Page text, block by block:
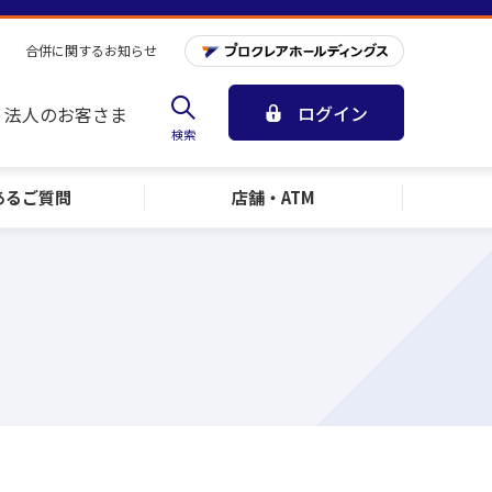
ご質問 店舗・ATM
合併に関するお知らせ
法人のお客さま
検索
ログイン